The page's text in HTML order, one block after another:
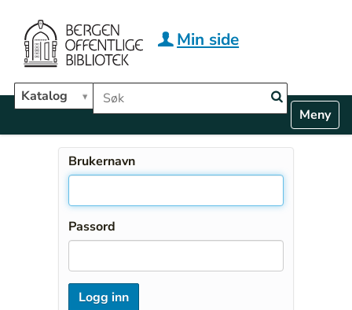
Hopp til hovedinnhold
Søk i biblioteket
Katalog
Min side
v
Toggle
Brukernavn
Passord